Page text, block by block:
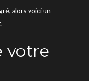
alors voici un
votre